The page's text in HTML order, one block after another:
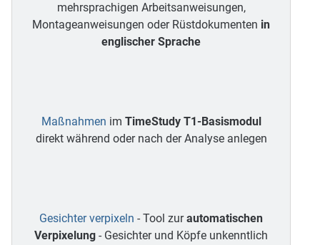
mehrsprachigen Arbeitsanweisungen,
Montageanweisungen oder Rüstdokumenten in
englischer Sprache
Maßnahmen im TimeStudy T1-Basismodul
direkt während oder nach der Analyse anlegen
Gesichter verpixeln - Tool zurautomatischen
Verpixelung - Gesichter und Köpfe unkenntlich